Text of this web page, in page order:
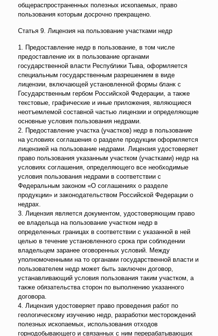
общераспространенных полезных ископаемых, право
пользования которым досрочно прекращено.
Статья 9. Лицензия на пользование участками недр
1. Предоставление недр в пользование, в том числе
предоставление их в пользование органами
государственной власти Республики Тыва, оформляется
специальным государственным разрешением в виде
лицензии, включающей установленной формы бланк с
Государственным гербом Российской Федерации, а также
текстовые, графические и иные приложения, являющиеся
неотъемлемой составной частью лицензии и определяющие
основные условия пользования недрами.
2. Предоставление участка (участков) недр в пользование
на условиях соглашения о разделе продукции оформляется
лицензией на пользование недрами. Лицензия удостоверяет
право пользования указанным участком (участками) недр на
условиях соглашения, определяющего все необходимые
условия пользования недрами в соответствии с
Федеральным законом «О соглашениях о разделе
продукции» и законодательством Российской Федерации о
недрах.
3. Лицензия является документом, удостоверяющим право
ее владельца на пользование участком недр в
определенных границах в соответствии с указанной в ней
целью в течение установленного срока при соблюдении
владельцем заранее оговоренных условий. Между
уполномоченными на то органами государственной власти и
пользователем недр может быть заключен договор,
устанавливающий условия пользования таким участком, а
также обязательства сторон по выполнению указанного
договора.
4. Лицензия удостоверяет право проведения работ по
геологическому изучению недр, разработки месторождений
полезных ископаемых, использования отходов
горнодобывающего и связанных с ним перерабатывающих